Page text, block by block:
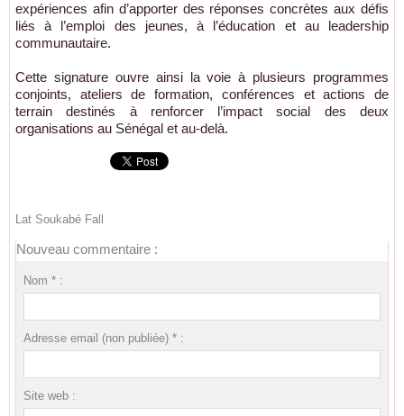
expériences afin d’apporter des réponses concrètes aux défis
liés à l’emploi des jeunes, à l’éducation et au leadership
communautaire.
Cette signature ouvre ainsi la voie à plusieurs programmes
conjoints, ateliers de formation, conférences et actions de
terrain destinés à renforcer l’impact social des deux
organisations au Sénégal et au-delà.
Lat Soukabé Fall
Nouveau commentaire :
Nom * :
Adresse email (non publiée) * :
Site web :